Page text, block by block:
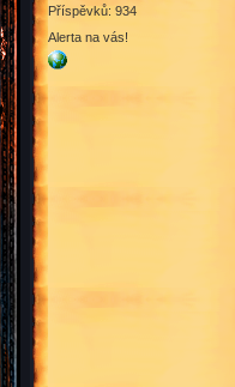
Příspěvků: 934
Alerta na vás!